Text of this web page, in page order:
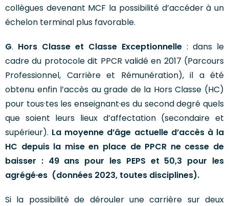
collègues devenant MCF la possibilité d’accéder à un
échelon terminal plus favorable.
G. Hors Classe et Classe Exceptionnelle : dans le
cadre du protocole dit PPCR validé en 2017 (Parcours
Professionnel, Carrière et Rémunération), il a été
obtenu enfin l’accès au grade de la Hors Classe (HC)
pour tous·tes les enseignant·es du second degré quels
que soient leurs lieux d’affectation (secondaire et
supérieur). La moyenne d’âge actuelle d’accès à la
HC depuis la mise en place de PPCR ne cesse de
baisser : 49 ans pour les PEPS et 50,3 pour les
agrégé·es (données 2023, toutes disciplines).
Si la possibilité de dérouler une carrière sur deux